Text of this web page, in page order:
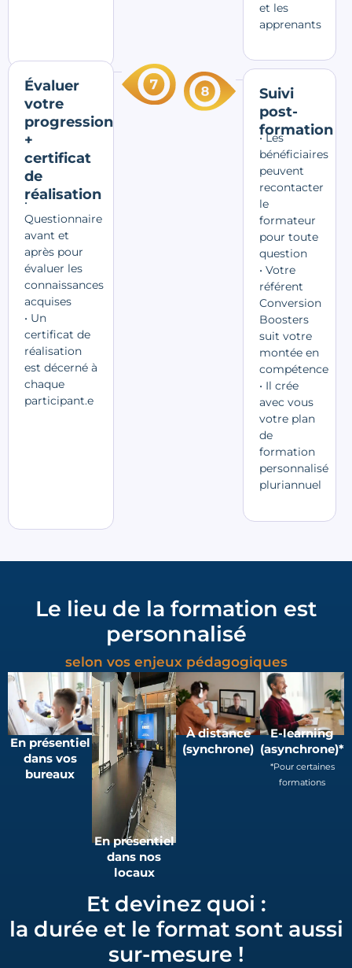
et les
apprenants
Évaluer
votre
progression
+
certificat
de
réalisation
•
Questionnaire
avant et
après pour
évaluer les
connaissances
acquises
• Un
certificat de
réalisation
est décerné à
chaque
participant.e
Suivi
post-
formation
• Les
bénéficiaires
peuvent
recontacter
le
formateur
pour toute
question
• Votre
référent
Conversion
Boosters
suit votre
montée en
compétence
• Il crée
avec vous
votre plan
de
formation
personnalisé
pluriannuel
Le lieu de la formation est
personnalisé
selon vos enjeux pédagogiques
En présentiel
dans vos
bureaux
En présentiel
dans nos
locaux
À distance
(synchrone)
E-learning
(asynchrone)*
*Pour certaines
formations
Et devinez quoi :
la durée et le format sont aussi
sur-mesure !